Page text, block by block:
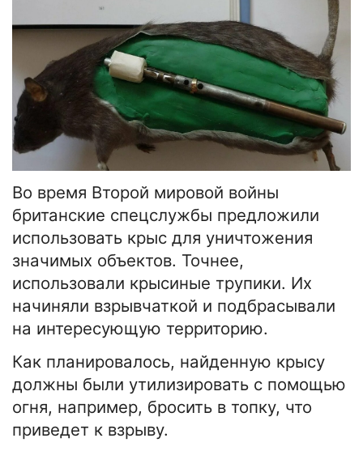
Во время Второй мировой войны
британские спецслужбы предложили
использовать крыс для уничтожения
значимых объектов. Точнее,
использовали крысиные трупики. Их
начиняли взрывчаткой и подбрасывали
на интересующую территорию.
Как планировалось, найденную крысу
должны были утилизировать с помощью
огня, например, бросить в топку, что
приведет к взрыву.